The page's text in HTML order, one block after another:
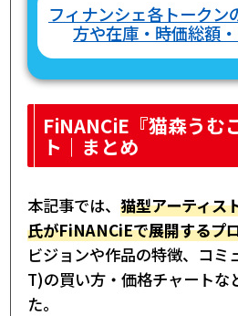
フィナンシェ各トークン
方や在庫・時価総額
FiNANCiE『猫森うむ
ト｜まとめ
本記事では、 猫型アーティス
氏がFiNANCiEで展開するプ
ビジョンや作品の特徴、コミ
T)の買い方・価格チャートな
た。